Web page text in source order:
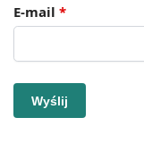
E-mail *